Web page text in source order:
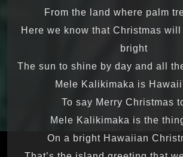
From the land where palm
Here we know that Christmas will
bright
The sun to shine by day and all
Mele Kalikimaka is
To say Merry Christmas
Mele Kalikimaka is the
On a bright Hawaiian